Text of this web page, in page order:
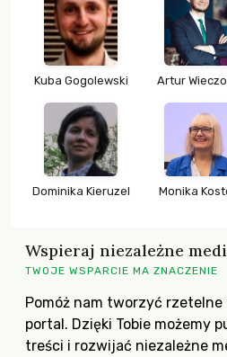
Kuba Gogolewski Artur
Dominika Kieruzel Monika
Wspieraj niezależne
TWOJE WSPARCIE MA ZNACZENIE
Pomóż nam tworzyć
portal. Dzięki Tobie możemy
treści i rozwijać niezależne